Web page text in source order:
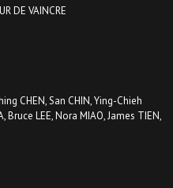
DE VAINCRE
CHEN, San CHIN, Ying-Chieh
Bruce LEE, Nora MIAO, James TIEN,